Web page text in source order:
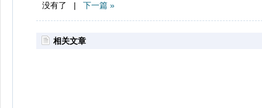
没有了 | 下一篇 »
相关文章